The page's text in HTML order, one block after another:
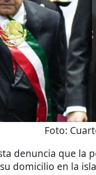
Foto:
denuncia que la
domicilio en la